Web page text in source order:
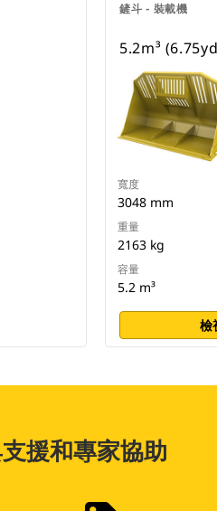
鏟斗 - 裝載機
5.2m³
寬度
3048 mm
重量
2163 kg
容量
5.2 m³
檢
援和專家協助